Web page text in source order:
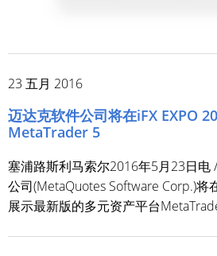
23 五月 2016
迈达克软件公司将在iFX EXPO
MetaTrader 5
塞浦路斯利马索尔2016年5月23日电
公司(MetaQuotes Software Corp.)将
展示最新版的多元资产平台